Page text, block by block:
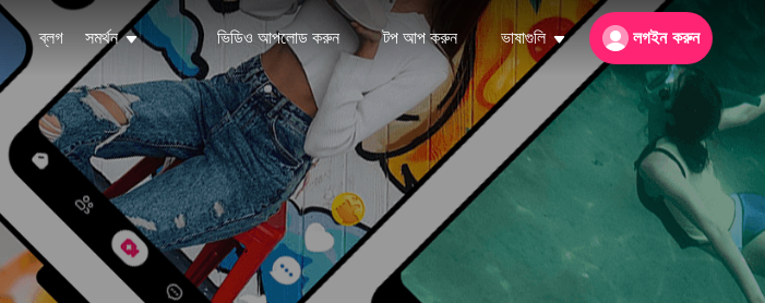
ব্লগ সমর্থন ভিডিও আপলোড করুন টপ আপ করুন ভাষাগুলি লগইন করুন